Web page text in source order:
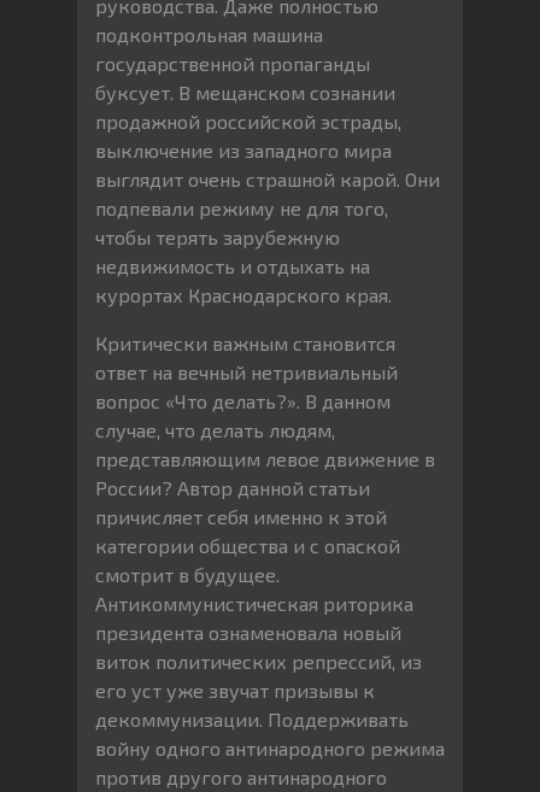
руководства. Даже полностью
подконтрольная машина
государственной пропаганды
буксует. В мещанском сознании
продажной российской эстрады,
выключение из западного мира
выглядит очень страшной карой. Они
подпевали режиму не для того,
чтобы терять зарубежную
недвижимость и отдыхать на
курортах Краснодарского края.
Критически важным становится
ответ на вечный нетривиальный
вопрос «Что делать?». В данном
случае, что делать людям,
представляющим левое движение в
России? Автор данной статьи
причисляет себя именно к этой
категории общества и с опаской
смотрит в будущее.
Антикоммунистическая риторика
президента ознаменовала новый
виток политических репрессий, из
его уст уже звучат призывы к
декоммунизации. Поддерживать
войну одного антинародного режима
против другого антинародного